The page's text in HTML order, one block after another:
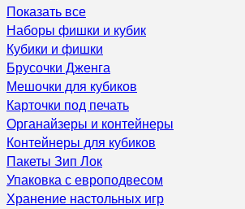
Показать все
Наборы фишки и кубик
Кубики и фишки
Брусочки Дженга
Мешочки для кубиков
Карточки под печать
Органайзеры и контейнеры
Контейнеры для кубиков
Пакеты Зип Лок
Упаковка с европодвесом
Хранение настольных игр